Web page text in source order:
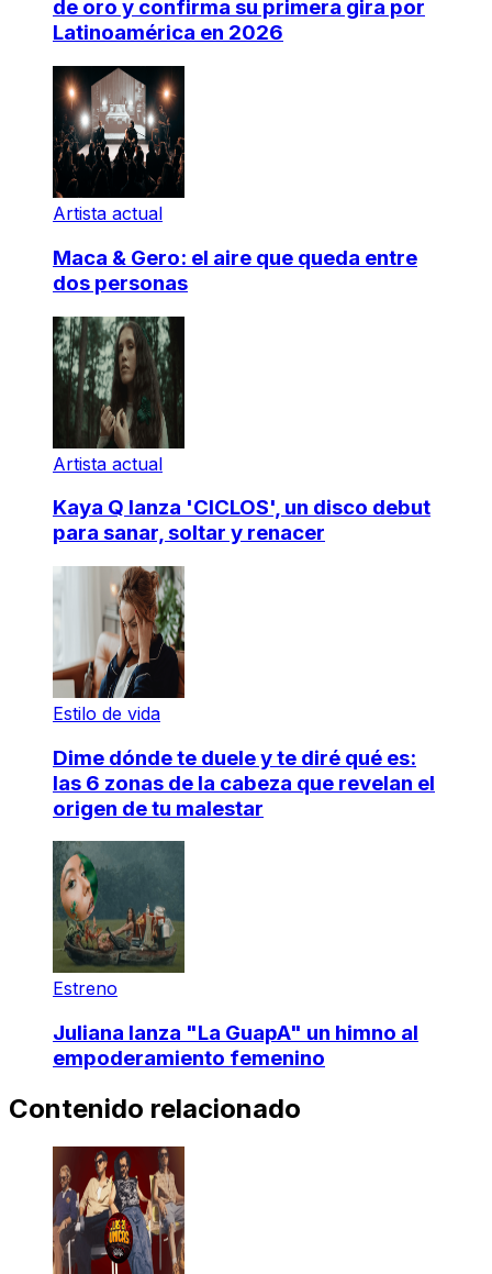
de oro y confirma su primera gira por
Latinoamérica en 2026
Artista actual
Maca & Gero: el aire que queda entre
dos personas
Artista actual
Kaya Q lanza 'CICLOS', un disco debut
para sanar, soltar y renacer
Estilo de vida
Dime dónde te duele y te diré qué es:
las 6 zonas de la cabeza que revelan el
origen de tu malestar
Estreno
Juliana lanza "La GuapA" un himno al
empoderamiento femenino
Contenido relacionado